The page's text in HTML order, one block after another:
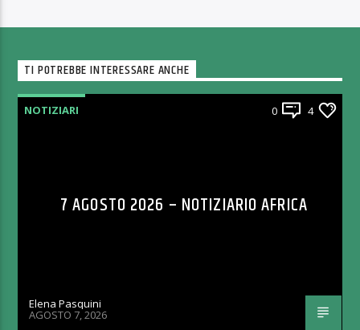
TI POTREBBE INTERESSARE ANCHE
NOTIZIARI 0 4
7 AGOSTO 2026 – NOTIZIARIO AFRICA
Elena Pasquini
AGOSTO 7, 2026